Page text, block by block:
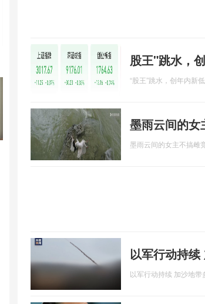
股王"跳水，
“股王”跳水，创年内新低
墨雨云间的女
墨雨云间的女主不搞雌
以军行动持
以军行动持续 加沙地